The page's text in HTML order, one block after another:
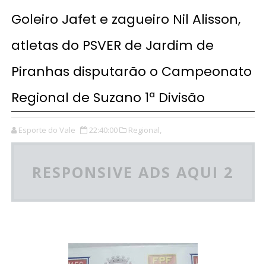
Goleiro Jafet e zagueiro Nil Alisson,
atletas do PSVER de Jardim de
Piranhas disputarão o Campeonato
Regional de Suzano 1ª Divisão
Esporte do Vale 22:40:00 Regional,
RESPONSIVE ADS AQUI 2